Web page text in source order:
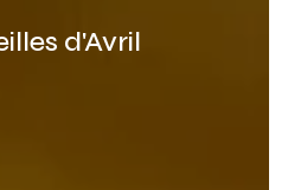
d'Avril